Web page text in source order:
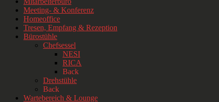
Meeting- & Konferenz
Homeoffice
Tresen, Empfang & Rezeption
Bürostühle
Chefsessel
NESI
RICA
Back
Drehstühle
Back
Wartebereich & Lounge